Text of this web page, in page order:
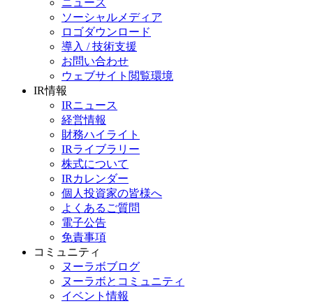
ニュース
ソーシャルメディア
ロゴダウンロード
導入 / 技術支援
お問い合わせ
ウェブサイト閲覧環境
IR情報
IRニュース
経営情報
財務ハイライト
IRライブラリー
株式について
IRカレンダー
個人投資家の皆様へ
よくあるご質問
電子公告
免責事項
コミュニティ
ヌーラボブログ
ヌーラボとコミュニティ
イベント情報